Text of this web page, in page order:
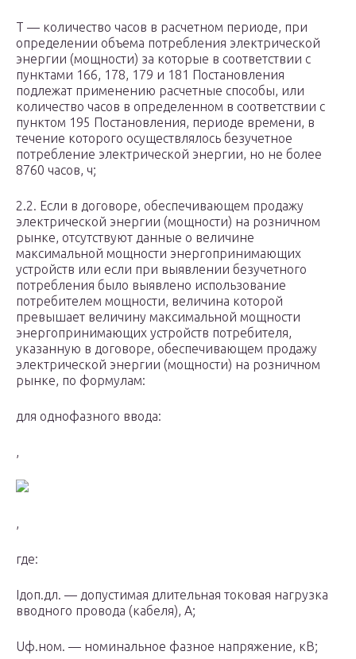
T — количество часов в расчетном периоде, при
определении объема потребления электрической
энергии (мощности) за которые в соответствии с
пунктами 166, 178, 179 и 181 Постановления
подлежат применению расчетные способы, или
количество часов в определенном в соответствии с
пунктом 195 Постановления, периоде времени, в
течение которого осуществлялось безучетное
потребление электрической энергии, но не более
8760 часов, ч;
2.2. Если в договоре, обеспечивающем продажу
электрической энергии (мощности) на розничном
рынке, отсутствуют данные о величине
максимальной мощности энергопринимающих
устройств или если при выявлении безучетного
потребления было выявлено использование
потребителем мощности, величина которой
превышает величину максимальной мощности
энергопринимающих устройств потребителя,
указанную в договоре, обеспечивающем продажу
электрической энергии (мощности) на розничном
рынке, по формулам:
для однофазного ввода:
,
,
где:
Iдоп.дл. — допустимая длительная токовая нагрузка
вводного провода (кабеля), А;
Uф.ном. — номинальное фазное напряжение, кВ;